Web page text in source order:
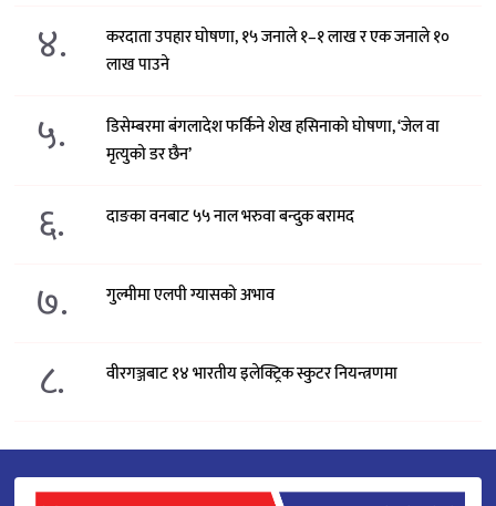
४.
करदाता उपहार घोषणा, १५ जनाले १–१ लाख र एक जनाले १०
लाख पाउने
५.
डिसेम्बरमा बंगलादेश फर्किने शेख हसिनाको घोषणा, ‘जेल वा
मृत्युको डर छैन’
६. दाङका वनबाट ५५ नाल भरुवा बन्दुक बरामद
७. गुल्मीमा एलपी ग्यासको अभाव
८. वीरगञ्जबाट १४ भारतीय इलेक्ट्रिक स्कुटर नियन्त्रणमा